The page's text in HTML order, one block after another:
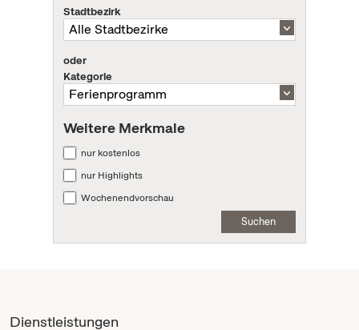
Stadtbezirk
oder
Kategorie
Weitere Merkmale
nur kostenlos
nur Highlights
Wochenendvorschau
Suchen
Dienstleistungen